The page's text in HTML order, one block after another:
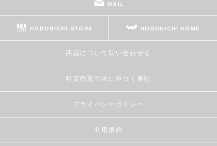
MAIL
HOBONICHI STORE HOBONICHI HOME
商品について問い合わせる
特定商取引法に基づく表記
プライバシーポリシー
利用規約